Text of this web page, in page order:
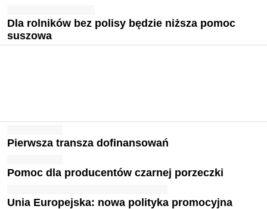
Dla rolników bez polisy będzie niższa pomoc
suszowa
Pierwsza transza dofinansowań
Pomoc dla producentów czarnej porzeczki
Unia Europejska: nowa polityka promocyjna